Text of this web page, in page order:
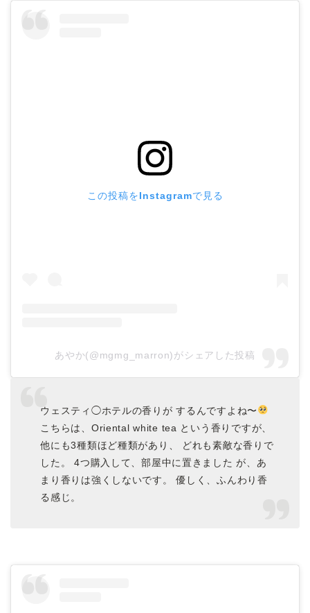
この投稿をInstagramで見る
あやか(@mgmg_marron)がシェアした投稿
ウェスティ◯ホテルの香りが するんですよね〜
こちらは、Oriental white tea という香りですが、
他にも3種類ほど種類があり、 どれも素敵な香りで
した。 4つ購入して、部屋中に置きました が、あ
まり香りは強くしないです。 優しく、ふんわり香
る感じ。